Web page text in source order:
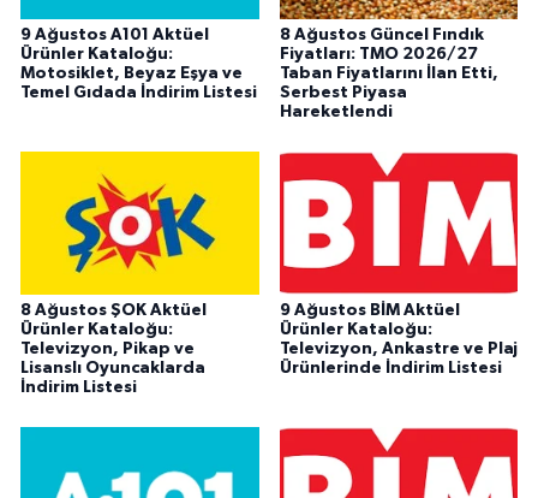
9 Ağustos A101 Aktüel
Ürünler Kataloğu:
Motosiklet, Beyaz Eşya ve
Temel Gıdada İndirim Listesi
8 Ağustos Güncel Fındık
Fiyatları: TMO 2026/27
Taban Fiyatlarını İlan Etti,
Serbest Piyasa
Hareketlendi
8 Ağustos ŞOK Aktüel
Ürünler Kataloğu:
Televizyon, Pikap ve
Lisanslı Oyuncaklarda
İndirim Listesi
9 Ağustos BİM Aktüel
Ürünler Kataloğu:
Televizyon, Ankastre ve Plaj
Ürünlerinde İndirim Listesi